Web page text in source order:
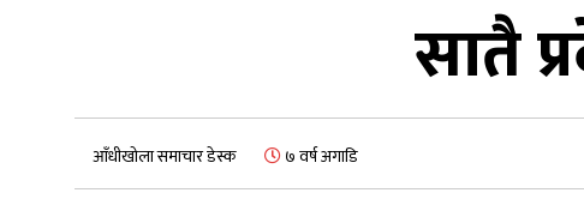
सातै
आँधीखोला समाचार डेस्क ७ वर्ष अगाडि